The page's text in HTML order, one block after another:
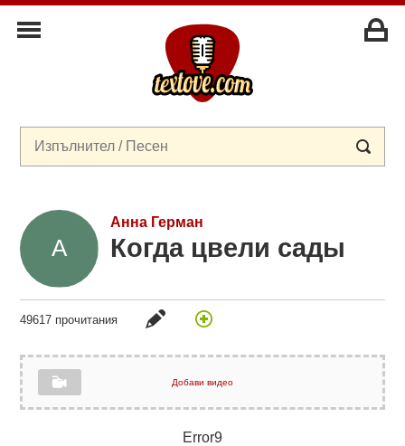
Анна Герман
Когда цвели сады
49617 прочитания
Добави видео
Error9